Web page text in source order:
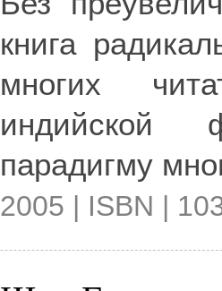
книга
многих
индийской
парадигму
2005 | ISBN |